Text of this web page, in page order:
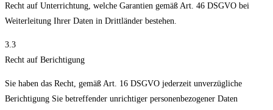
Recht auf Unterrichtung, welche Garantien gemäß Art. 46 DSGVO bei
Weiterleitung Ihrer Daten in Drittländer bestehen.
3.3
Recht auf Berichtigung
Sie haben das Recht, gemäß Art. 16 DSGVO jederzeit unverzügliche
Berichtigung Sie betreffender unrichtiger personenbezogener Daten